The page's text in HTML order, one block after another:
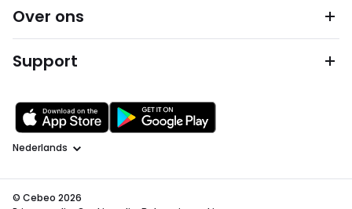
Over ons
Support
Taal
© Cebeo 2026